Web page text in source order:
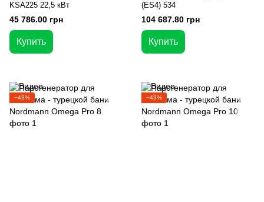
KSA225 22,5 кВт
45 786.00 грн
Купить
(ES4) 534
104 687.80 грн
Купить
−43% −43%